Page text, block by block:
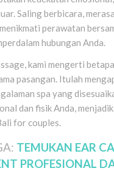
Saling berbicara,
perawatan
hubungan Anda.
kami mengerti
pasangan. Itulah
spa yang
dan fisik Anda,
for couples.
TEMUKAN EAR
PROFESIONAL